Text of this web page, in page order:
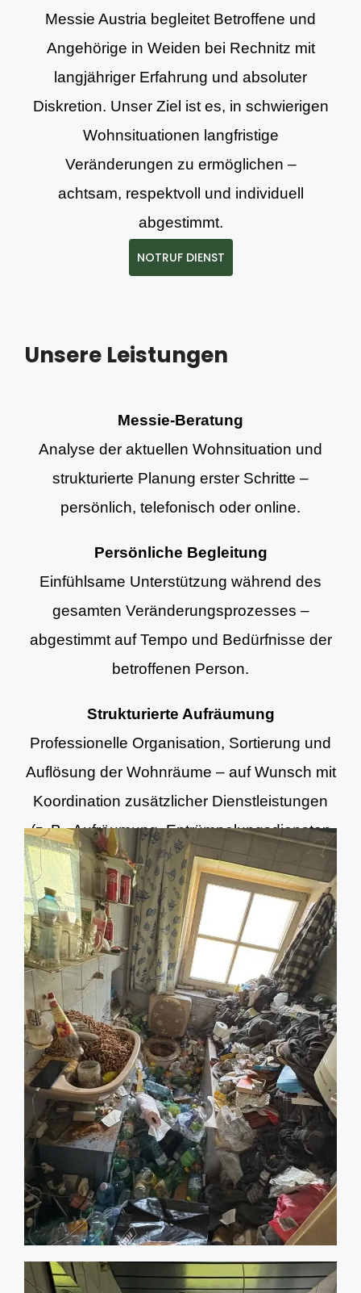
Messie Austria begleitet Betroffene und
Angehörige in Weiden bei Rechnitz mit
langjähriger Erfahrung und absoluter
Diskretion. Unser Ziel ist es, in schwierigen
Wohnsituationen langfristige
Veränderungen zu ermöglichen –
achtsam, respektvoll und individuell
abgestimmt.
NOTRUF DIENST
Unsere Leistungen
Messie-Beratung
Analyse der aktuellen Wohnsituation und
strukturierte Planung erster Schritte –
persönlich, telefonisch oder online.
Persönliche Begleitung
Einfühlsame Unterstützung während des
gesamten Veränderungsprozesses –
abgestimmt auf Tempo und Bedürfnisse der
betroffenen Person.
Strukturierte Aufräumung
Professionelle Organisation, Sortierung und
Auflösung der Wohnräume – auf Wunsch mit
Koordination zusätzlicher Dienstleistungen
(z. B. Aufräumung, Entrümpelungsdiensten
und Grundreinigung).